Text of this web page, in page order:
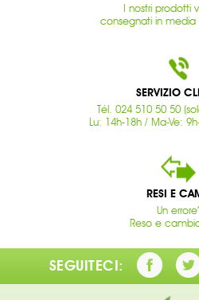
I nostri prodotti
consegnati in media
SERVIZIO
Tél. 024 510 50 50
Lu: 14h-18h / Ma-Ve:
RESI E
Un
Reso e
SEGUITECI: